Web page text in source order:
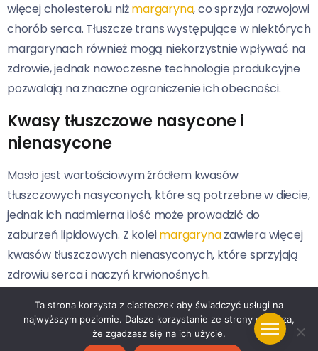
więcej cholesterolu niżmargaryna, co sprzyja rozwojowi
chorób serca. Tłuszcze trans występujące w niektórych
margarynach również mogą niekorzystnie wpływać na
zdrowie, jednak nowoczesne technologie produkcyjne
pozwalają na znaczne ograniczenie ich obecności.
Kwasy tłuszczowe nasycone i
nienasycone
Masło jest wartościowym źródłem kwasów
tłuszczowych nasyconych, które są potrzebne w diecie,
jednak ich nadmierna ilość może prowadzić do
zaburzeń lipidowych. Z koleimargarynazawiera więcej
kwasów tłuszczowych nienasyconych, które sprzyjają
zdrowiu serca i naczyń krwionośnych.
Witaminy i minerały
Masło jest bogatym źródłem witamin rozpuszczalnych
Ta strona korzysta z ciasteczek aby świadczyć usługi na
najwyższym poziomie. Dalsze korzystanie ze strony oznacza,
że zgadzasz się na ich użycie.